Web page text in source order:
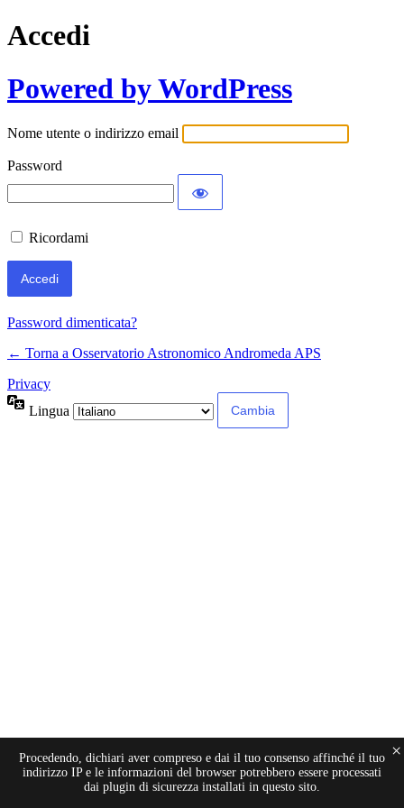
Accedi
Powered by WordPress
Nome utente o indirizzo email
Password
Ricordami
Password dimenticata?
← Torna a Osservatorio Astronomico Andromeda APS
Privacy
Lingua
Procedendo, dichiari aver compreso e dai il tuo consenso affinché il tuo
indirizzo IP e le informazioni del browser potrebbero essere processati
dai plugin di sicurezza installati in questo sito.
×